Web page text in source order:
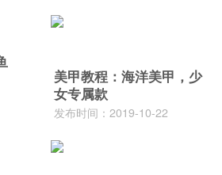
美甲教程：海洋美甲，少
女专属款
发布时间：2019-10-22